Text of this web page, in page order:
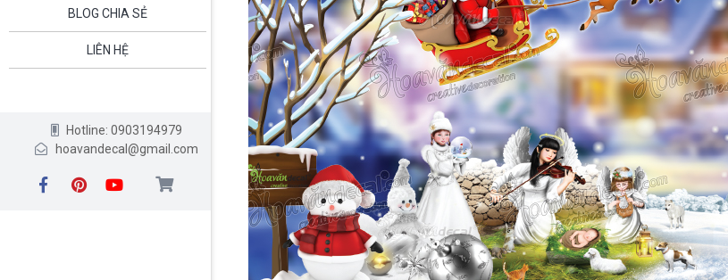
BLOG CHIA SẺ
LIÊN HỆ
Hotline: 0903194979
hoavandecal@gmail.com